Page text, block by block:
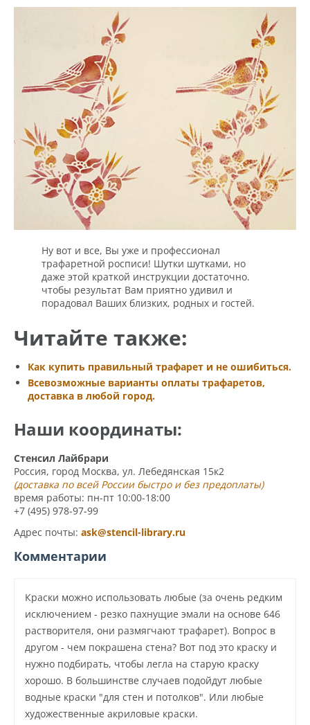
Ну вот и все, Вы уже и профессионал
трафаретной росписи! Шутки шутками, но
даже этой краткой инструкции достаточно.
чтобы результат Вам приятно удивил и
порадовал Ваших близких, родных и гостей.
Читайте также:
Как купить правильный трафарет и не ошибиться.
Всевозможные варианты оплаты трафаретов,
доставка в любой город.
Наши координаты:
Стенсил Лайбрари
Россия, город Москва, ул. Лебедянская 15к2
(доставка по всей России быстро и без предоплаты)
время работы: пн-пт 10:00-18:00
+7 (495) 978-97-99
Адрес почты: ask@stencil-library.ru
Комментарии
Краски можно использовать любые (за очень редким
исключением - резко пахнущие эмали на основе 646
растворителя, они размягчают трафарет). Вопрос в
другом - чем покрашена стена? Вот под это краску и
нужно подбирать, чтобы легла на старую краску
хорошо. В большинстве случаев подойдут любые
водные краски "для стен и потолков". Или любые
художественные акриловые краски.